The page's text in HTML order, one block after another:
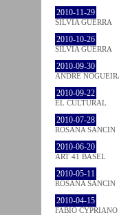
2010-11-29
SÍLVIA GUERRA
2010-10-26
SÍLVIA GUERRA
2010-09-30
ANDRÉ
2010-09-22
EL CULTURAL
2010-07-28
ROSANA SANCIN
2010-06-20
ART 41 BASEL
2010-05-11
ROSANA SANCIN
2010-04-15
FABIO CYPRIANO